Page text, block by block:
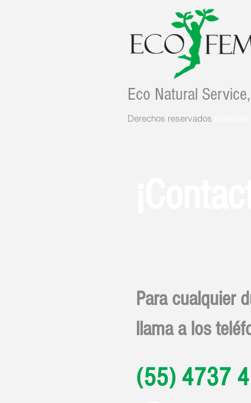
Eco Natural
Derechos reservados
Para cualquier
llama a los
(55) 4737